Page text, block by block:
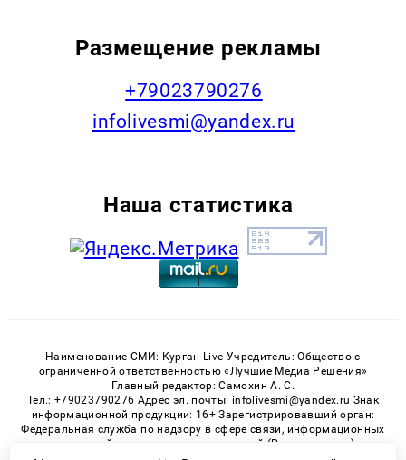
Размещение рекламы
+79023790276
infolivesmi@yandex.ru
Наша статистика
Наименование СМИ: Курган Live Учредитель: Общество с
ограниченной ответственностью «Лучшие Медиа Решения»
Главный редактор: Самохин А. С.
Тел.: +79023790276 Адрес эл. почты: infolivesmi@yandex.ru Знак
информационной продукции: 16+ Зарегистрировавший орган:
Федеральная служба по надзору в сфере связи, информационных
технологий и массовых коммуникаций (Роскомнадзор)